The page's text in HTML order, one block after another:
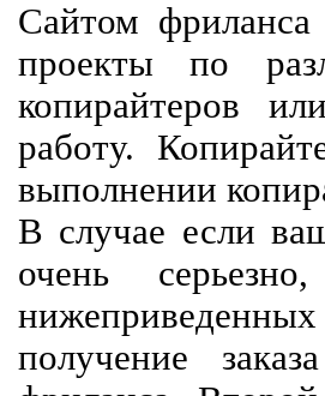
Сайтом фриланса
проекты по
копирайтеров
работу.
выполнении
В случае если
очень
нижеприведенных
получение